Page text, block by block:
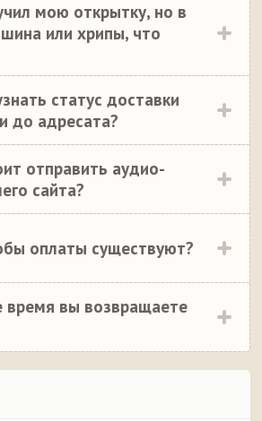
мою открытку, но в
или хрипы, что
статус доставки
до адресата?
отправить аудио-
сайта?
оплаты существуют?
время вы возвращаете